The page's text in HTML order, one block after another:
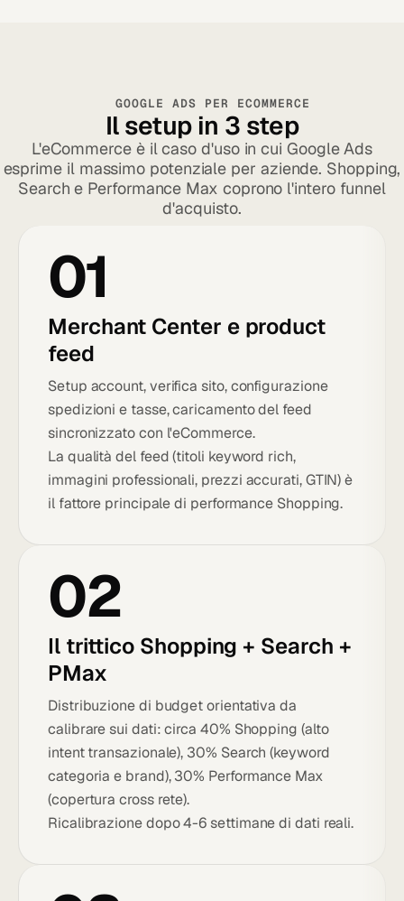
GOOGLE ADS PER ECOMMERCE
Il setup in 3 step
L'eCommerce è il caso d'uso in cui Google Ads
esprime il massimo potenziale per aziende. Shopping,
Search e Performance Max coprono l'intero funnel
d'acquisto.
01
Merchant Center e product
feed
Setup account, verifica sito, configurazione
spedizioni e tasse, caricamento del feed
sincronizzato con l'eCommerce.
La qualità del feed (titoli keyword rich,
immagini professionali, prezzi accurati, GTIN) è
il fattore principale di performance Shopping.
02
Il trittico Shopping + Search +
PMax
Distribuzione di budget orientativa da
calibrare sui dati: circa 40% Shopping (alto
intent transazionale), 30% Search (keyword
categoria e brand), 30% Performance Max
(copertura cross rete).
Ricalibrazione dopo 4-6 settimane di dati reali.